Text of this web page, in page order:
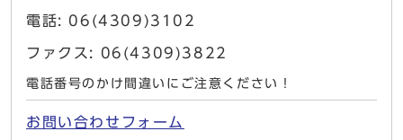
電話: 06(4309)3102
ファクス: 06(4309)3822
電話番号のかけ間違いにご注意ください！
お問い合わせフォーム